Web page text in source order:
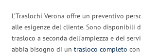
L’Traslochi Verona offre un preventivo
alle esigenze del cliente. Sono disponibili
trasloco a seconda dell’ampiezza e dei
abbia bisogno di un trasloco completo